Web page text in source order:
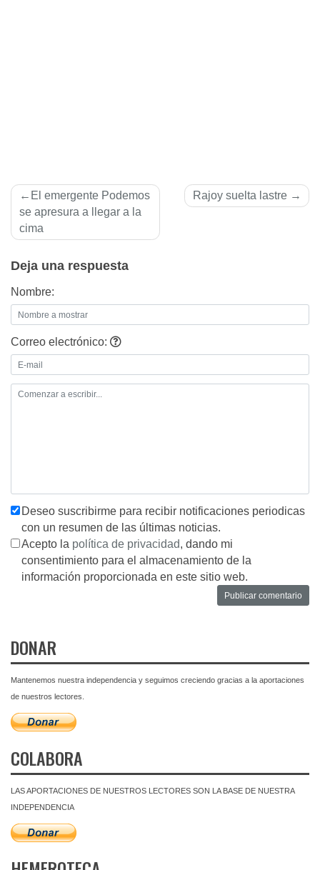
Navegación
de
entradas
El emergente Podemos
se apresura a llegar a la
cima
Rajoy suelta lastre
Deja una respuesta
Nombre:
Correo electrónico:
Deseo suscribirme para recibir notificaciones periodicas
con un resumen de las últimas noticias.
Acepto la política de privacidad, dando mi
consentimiento para el almacenamiento de la
información proporcionada en este sitio web.
DONAR
Mantenemos nuestra independencia y seguimos creciendo gracias a la aportaciones
de nuestros lectores.
COLABORA
LAS APORTACIONES DE NUESTROS LECTORES SON LA BASE DE NUESTRA
INDEPENDENCIA